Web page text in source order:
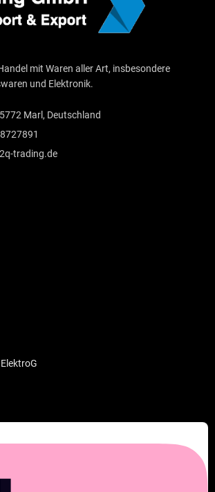
mit Waren aller Art, insbesondere
und Elektronik.
Marl, Deutschland
trading.de